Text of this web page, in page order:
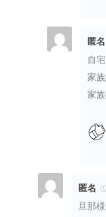
匿名
自
家
家
匿名
旦那